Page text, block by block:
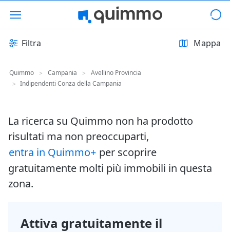
Filtra Mappa
Quimmo > Campania >
Avellino Provincia
> Indipendenti Conza della Campania
La ricerca su Quimmo non ha prodotto
risultati ma non preoccuparti,
entra in Quimmo+ per scoprire
gratuitamente molti più immobili in questa
zona.
Attiva gratuitamente il